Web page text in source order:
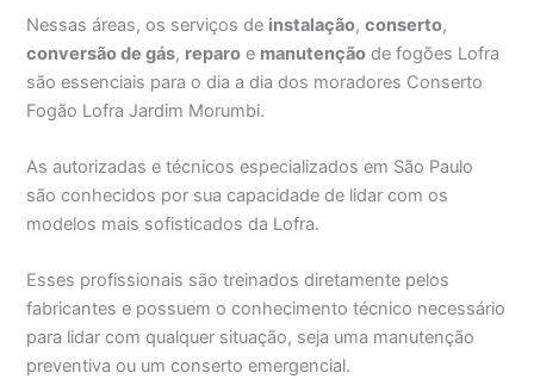
Nessas áreas, os serviços de instalação,conserto,
conversão de gás, reparo e manutenção de fogões Lofra
são essenciais para o dia a dia dos moradores Conserto
Fogão Lofra Jardim Morumbi.
As autorizadas e técnicos especializados em São Paulo
são conhecidos por sua capacidade de lidar com os
modelos mais sofisticados da Lofra.
Esses profissionais são treinados diretamente pelos
fabricantes e possuem o conhecimento técnico necessário
para lidar com qualquer situação, seja uma manutenção
preventiva ou um conserto emergencial.